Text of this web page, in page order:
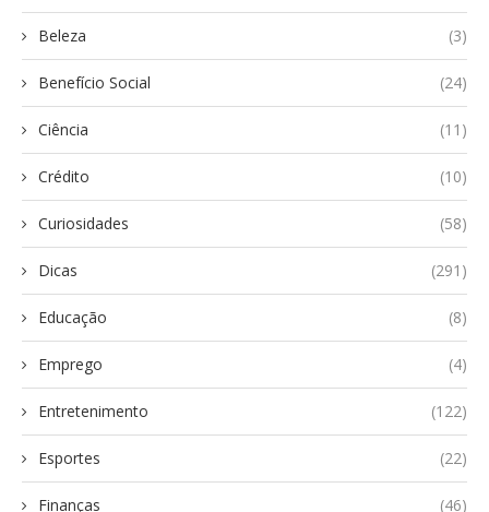
Beleza (3)
Benefício Social (24)
Ciência (11)
Crédito (10)
Curiosidades (58)
Dicas (291)
Educação (8)
Emprego (4)
Entretenimento (122)
Esportes (22)
Finanças (46)